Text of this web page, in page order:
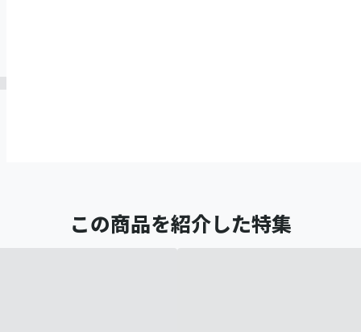
この商品を紹介した特集